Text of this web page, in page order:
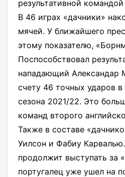
результативной
В 46 играх «дачники»
мячей. У ближайшего
этому показателю,
Поспособствовал
нападающий Александар
счету 46 точных ударов
сезона 2021/22. Это
команд второго
Также в составе
Уилсон и Фабиу
продолжит выступать за
португалец уже ушел на